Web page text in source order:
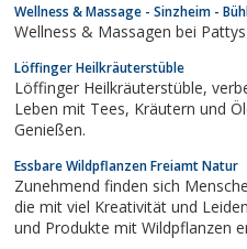
Wellness & Massage - Sinzheim -
Wellness & Massagen bei
Löffinger Heilkräuterstüble
Löffinger Heilkräuterstüble, verbessere die Balance in deinem
Leben mit Tees, Kräutern und Ölen für die Schönheit und zum
Genießen.
Essbare Wildpflanzen Freiamt Natur
Zunehmend finden sich
die mit viel Kreativität und
und Produkte mit Wildpflanzen entwickeln, die